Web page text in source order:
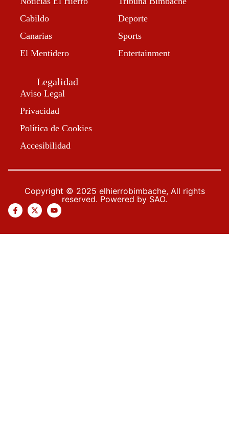
Cabildo
Canarias
El Mentidero
Deporte
Sports
Entertainment
Legalidad
Aviso Legal
Privacidad
Política de Cookies
Accesibilidad
Copyright © 2025 elhierrobimbache, All rights
reserved. Powered by SAO.